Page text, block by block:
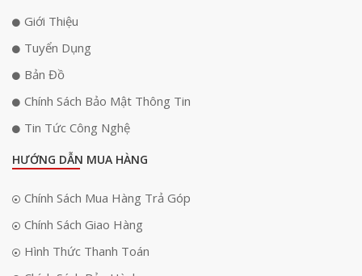
Giới Thiệu
Tuyển Dụng
Bản Đồ
Chính Sách Bảo Mật Thông Tin
Tin Tức Công Nghệ
HƯỚNG DẪN MUA HÀNG
Chính Sách Mua Hàng Trả Góp
Chính Sách Giao Hàng
Hình Thức Thanh Toán